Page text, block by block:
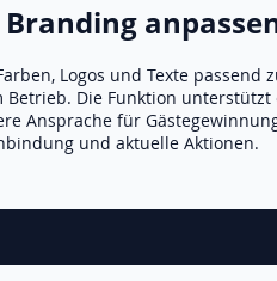
Branding
Logos und Texte passend
Betrieb. Die Funktion unterstützt
Ansprache für
und aktuelle Aktionen.